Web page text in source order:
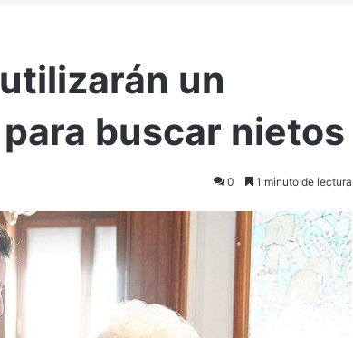
un
buscar nietos
0 1 minuto de lectura